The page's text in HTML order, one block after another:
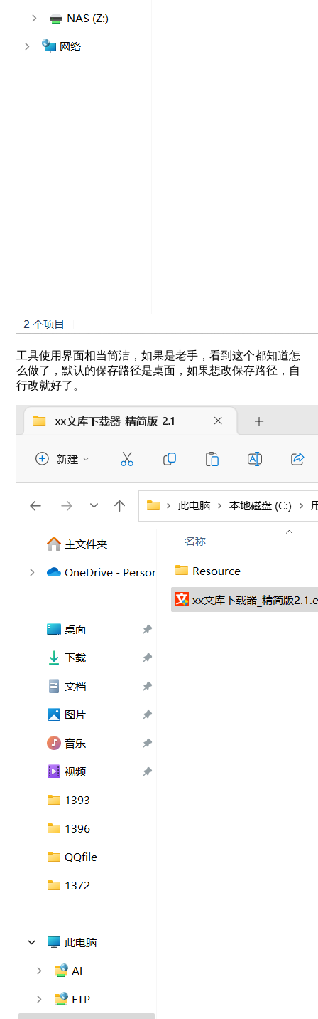
工具使用界面相当简洁，如果是老手，看到这个都知道怎
么做了，默认的保存路径是桌面，如果想改保存路径，自
行改就好了。